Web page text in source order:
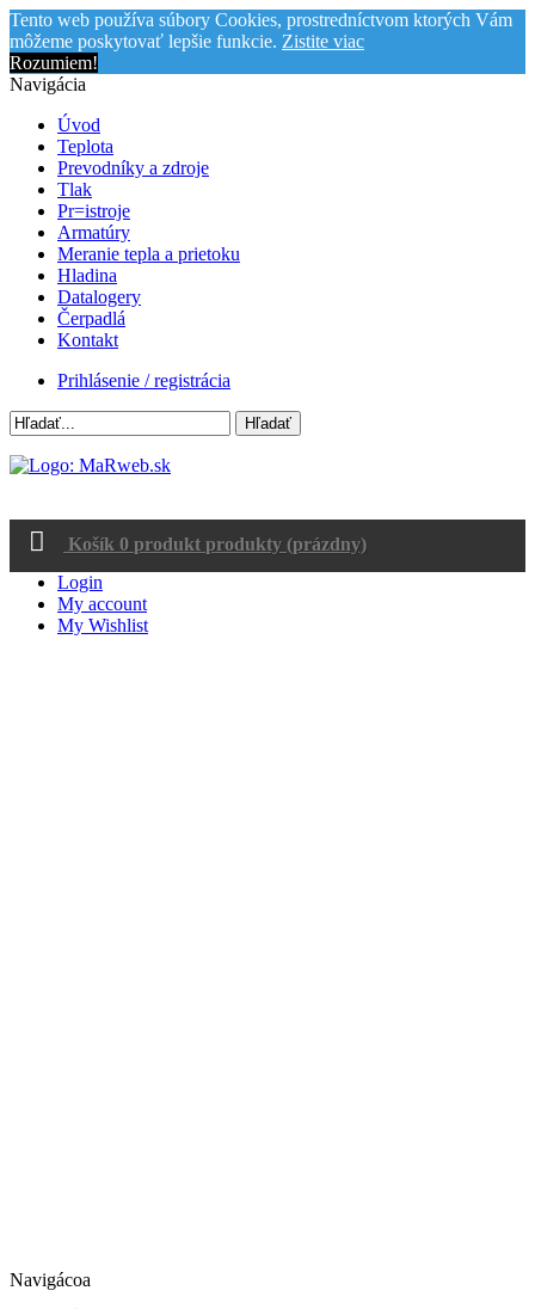
Tento web používa súbory Cookies, prostredníctvom ktorých Vám
môžeme poskytovať lepšie funkcie. Zistite viac
Rozumiem!
Navigácia
Úvod
Teplota
Prevodníky a zdroje
Tlak
Pr=istroje
Armatúry
Meranie tepla a prietoku
Hladina
Datalogery
Čerpadlá
Kontakt
Prihlásenie / registrácia
Hľadať
Košík 0 produkt produkty (prázdny)
Login
My account
My Wishlist
Navigácoa